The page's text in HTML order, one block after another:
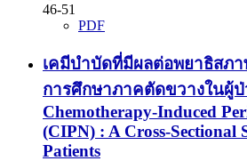
46-51
PDF
เคมีบำบัดที่มีผลต่อพยาธิสภ
การศึกษาภาคตัดขวางในผู้ป่
Chemotherapy-Induced
(CIPN) : A Cross-Sectional
Patients